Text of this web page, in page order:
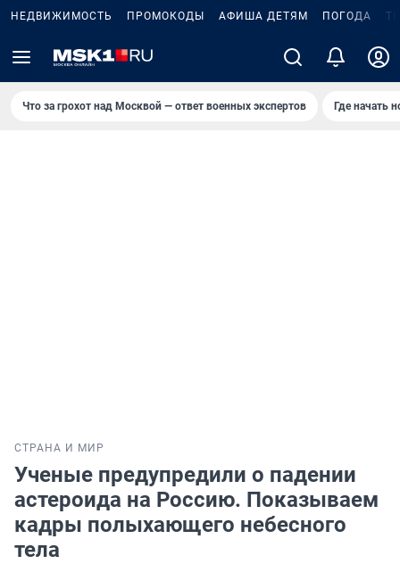
НЕДВИЖИМОСТЬ ПРОМОКОДЫ АФИША ДЕТЯМ ПОГОДА
Что за грохот над Москвой — ответ военных экспертов Где начать
СТРАНА И МИР
Ученые предупредили о падении
астероида на Россию. Показываем
кадры полыхающего небесного
тела